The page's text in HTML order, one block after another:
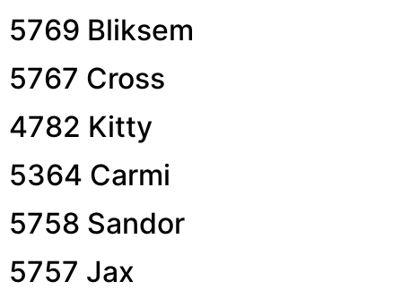
5769 Bliksem
5767 Cross
4782 Kitty
5364 Carmi
5758 Sandor
5757 Jax